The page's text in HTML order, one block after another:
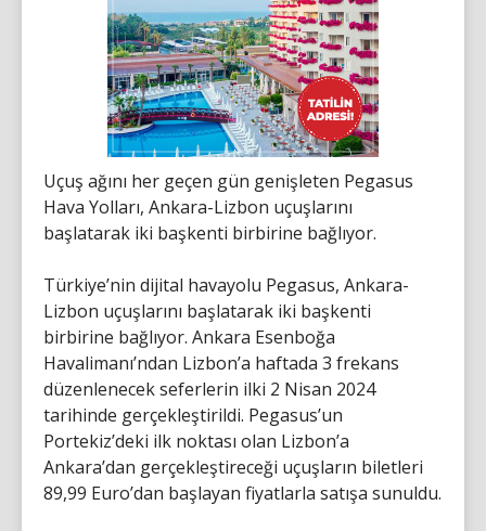
Uçuş ağını her geçen gün genişleten Pegasus
Hava Yolları, Ankara-Lizbon uçuşlarını
başlatarak iki başkenti birbirine bağlıyor.
Türkiye’nin dijital havayolu Pegasus, Ankara-
Lizbon uçuşlarını başlatarak iki başkenti
birbirine bağlıyor. Ankara Esenboğa
Havalimanı’ndan Lizbon’a haftada 3 frekans
düzenlenecek seferlerin ilki 2 Nisan 2024
tarihinde gerçekleştirildi. Pegasus’un
Portekiz’deki ilk noktası olan Lizbon’a
Ankara’dan gerçekleştireceği uçuşların biletleri
89,99 Euro’dan başlayan fiyatlarla satışa sunuldu.